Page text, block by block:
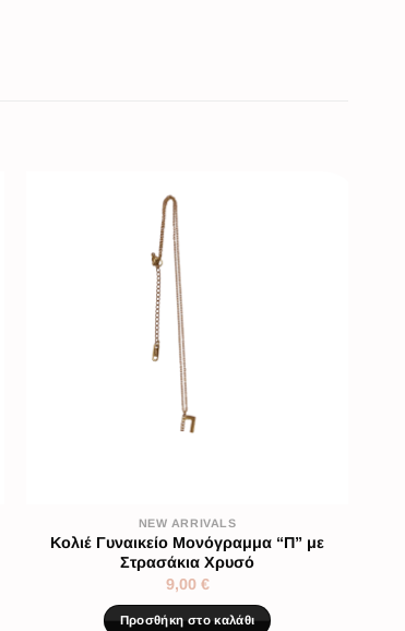
NEW ARRIVALS
Κολιέ Γυναικείο Μονόγραμμα “Π” με
Στρασάκια Χρυσό
9,00 €
Προσθήκη στο καλάθι